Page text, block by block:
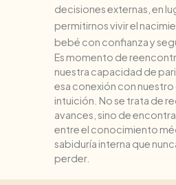
decisiones externas, en
permitirnos vivir el
bebé con confianza y
Es momento de
nuestra capacidad de
esa conexión con
intuición. No se trata de
avances, sino de
entre el conocimiento
sabiduría interna que
perder.